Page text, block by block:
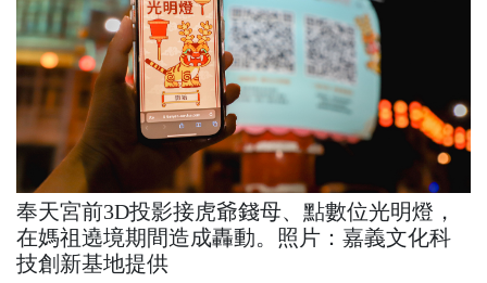
奉天宮前3D投影接虎爺錢母、點數位光明燈，
在媽祖遶境期間造成轟動。照片：嘉義文化科
技創新基地提供